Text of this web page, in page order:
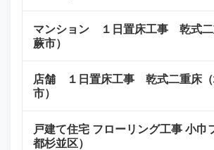
マンション １日置床工事 乾式二
蕨市）
店舗 １日置床工事 乾式二重床（
市）
戸建て住宅 フローリング工事 小巾
都杉並区）